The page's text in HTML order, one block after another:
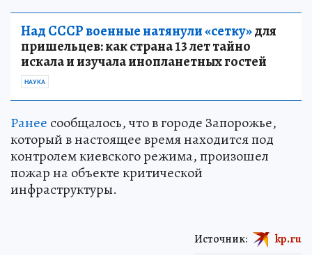
Над СССР военные натянули «сетку»для
пришельцев: как страна 13 лет тайно
искала и изучала инопланетных гостей
НАУКА
Ранее сообщалось, что в городе Запорожье,
который в настоящее время находится под
контролем киевского режима, произошел
пожар на объекте критической
инфраструктуры.
Источник: kp.ru